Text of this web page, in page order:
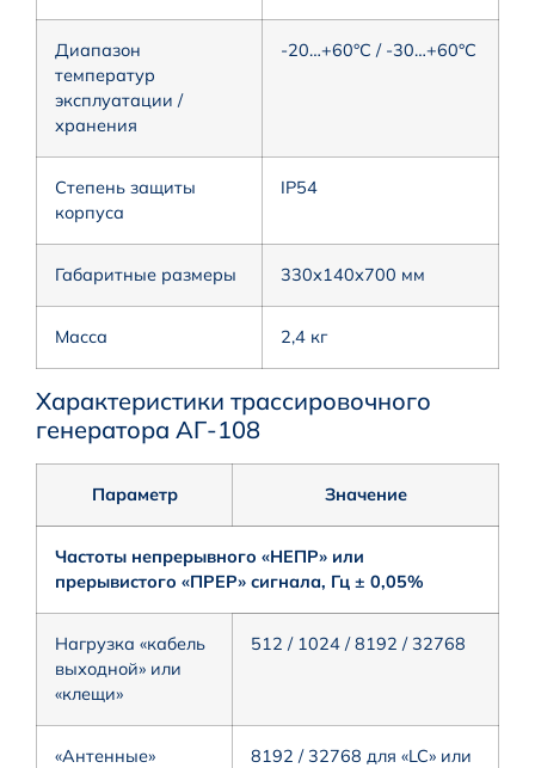
Диапазон
температур
эксплуатации /
хранения
-20…+60°С / -30…+60°С
Степень защиты
корпуса
IP54
Габаритные размеры 330х140х700 мм
Масса 2,4 кг
Характеристики трассировочного
генератора АГ-108
Параметр Значение
Частоты непрерывного «НЕПР» или
прерывистого «ПРЕР» сигнала, Гц ± 0,05%
Нагрузка «кабель
выходной» или
«клещи»
512 / 1024 / 8192 / 32768
«Антенные»
8192 / 32768 для «LC» или